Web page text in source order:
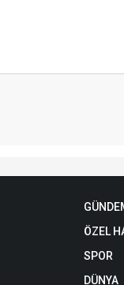
ÖZEL
SPOR
DÜNYA